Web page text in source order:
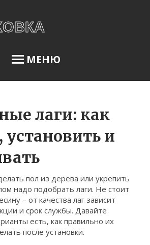
МЕНЮ
лаги: как
установить и
пол из дерева или укрепить
надо подобрать лаги. Не стоит
– от качества лаг зависит
и срок службы. Давайте
есть, как правильно их
после установки.